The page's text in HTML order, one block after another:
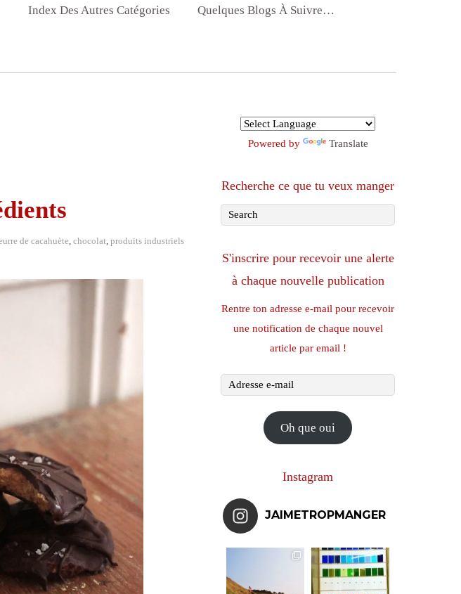
Index Des Autres Catégories Quelques Blogs À Suivre…
de cacahuète, chocolat, produits industriels
Powered by Translate
Recherche ce que tu veux manger
S'inscrire pour recevoir une alerte
à chaque nouvelle publication
Rentre ton adresse e-mail pour recevoir
une notification de chaque nouvel
article par email !
Adresse
Oh que oui
Instagram
JAIMETROPMANGER